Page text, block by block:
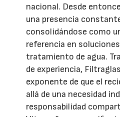
nacional. Desde
una presencia
consolidándose como
referencia en
tratamiento de agua.
de experiencia,
exponente de que el
allá de una necesidad
responsabilidad